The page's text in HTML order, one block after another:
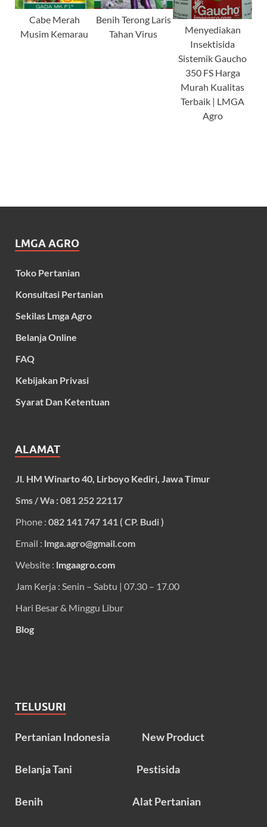
Cabe Merah
Musim Kemarau
Benih Terong Laris
Tahan Virus
Menyediakan
Insektisida
Sistemik Gaucho
350 FS Harga
Murah Kualitas
Terbaik | LMGA
Agro
LMGA AGRO
Toko Pertanian
Konsultasi Pertanian
Sekilas Lmga Agro
Belanja Online
FAQ
Kebijakan Privasi
Syarat Dan Ketentuan
ALAMAT
Jl. HM Winarto 40, Lirboyo Kediri, Jawa Timur
Sms / Wa : 081 252 22117
Phone : 082 141 747 141 ( CP. Budi )
Email : lmga.agro@gmail.com
Website : lmgaagro.com
Jam Kerja : Senin – Sabtu | 07.30 – 17.00
Hari Besar & Minggu Libur
Blog
TELUSURI
Pertanian Indonesia New Product
Belanja Tani Pestisida
Benih Alat Pertanian